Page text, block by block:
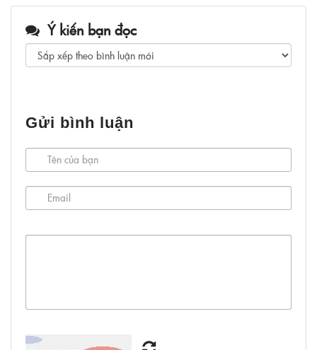
Ý kiến bạn đọc
Gửi bình luận